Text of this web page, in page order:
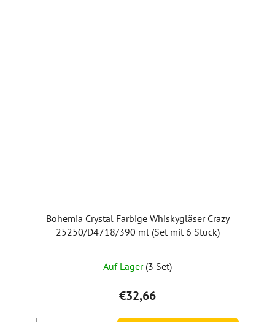
Bohemia Crystal Farbige Whiskygläser Crazy
25250/D4718/390 ml (Set mit 6 Stück)
durchschnittliche
Produktbewertung
ist
Auf Lager (3 Set)
€32,66